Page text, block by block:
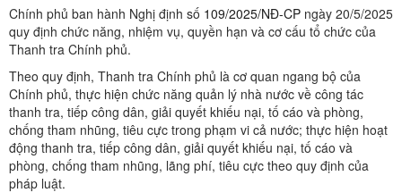
Chính phủ ban hành Nghị định số 109/2025/NĐ-CP ngày 20/5/2025
quy định chức năng, nhiệm vụ, quyền hạn và cơ cấu tổ chức của
Thanh tra Chính phủ.
Theo quy định, Thanh tra Chính phủ là cơ quan ngang bộ của
Chính phủ, thực hiện chức năng quản lý nhà nước về công tác
thanh tra, tiếp công dân, giải quyết khiếu nại, tố cáo và phòng,
chống tham nhũng, tiêu cực trong phạm vi cả nước; thực hiện hoạt
động thanh tra, tiếp công dân, giải quyết khiếu nại, tố cáo và
phòng, chống tham nhũng, lãng phí, tiêu cực theo quy định của
pháp luật.